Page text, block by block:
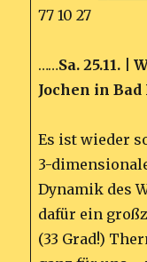
77 10 27
……Sa. 25.11. |
Jochen in
Es ist wieder
3-
Dynamik des
dafür ein
(33 Grad!)